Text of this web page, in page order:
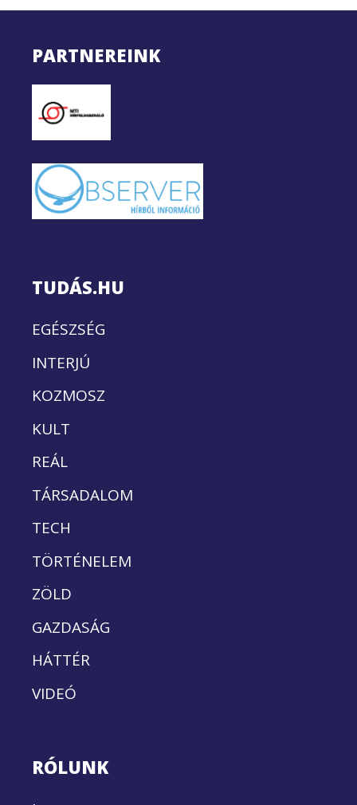
PARTNEREINK
TUDÁS.HU
EGÉSZSÉG
INTERJÚ
KOZMOSZ
KULT
REÁL
TÁRSADALOM
TECH
TÖRTÉNELEM
ZÖLD
GAZDASÁG
HÁTTÉR
VIDEÓ
RÓLUNK